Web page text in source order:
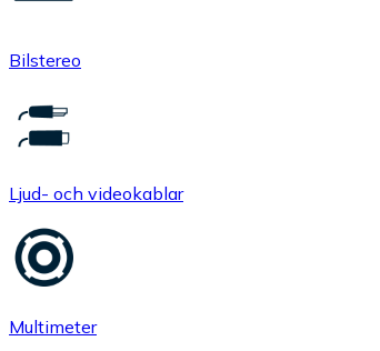
Bilstereo
Ljud- och videokablar
Multimeter